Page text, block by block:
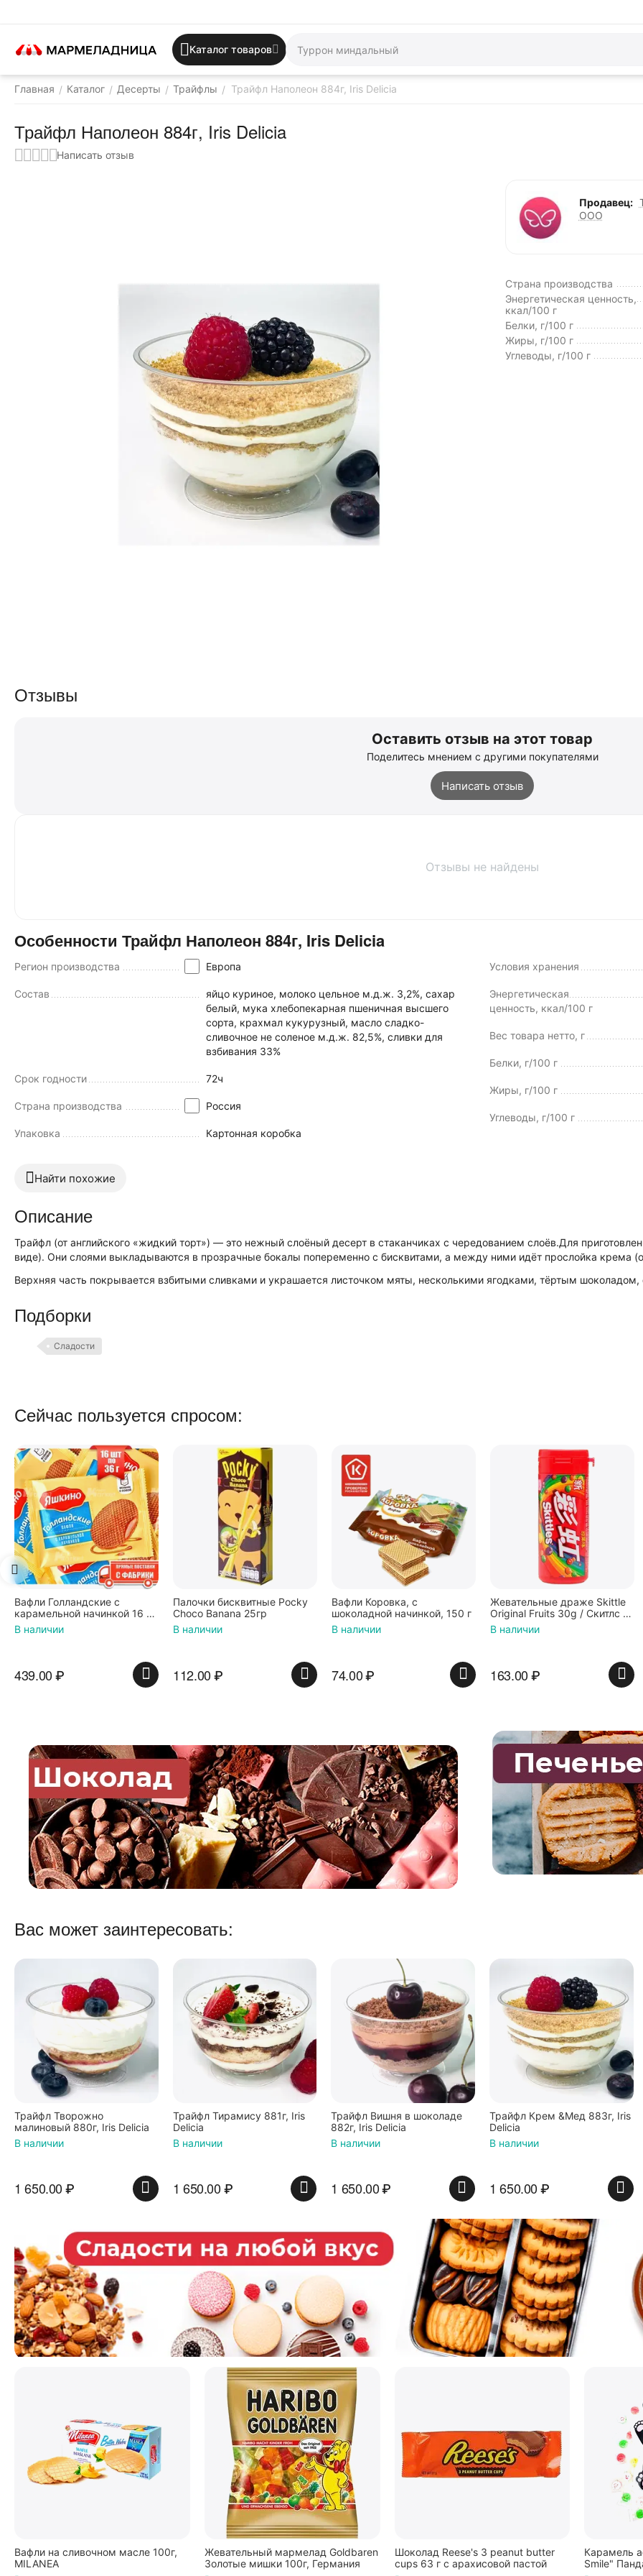
Каталог товаров
Главная / Каталог / Десерты / Трайфлы / Трайфл Наполеон 884г, Iris Delicia
Трайфл Наполеон 884г, Iris Delicia
Написать отзыв
Продавец:
ООО
Страна производства
Энергетическая ценность,
ккал/100 г
Белки, г/100 г
Жиры, г/100 г
Углеводы, г/100 г
Отзывы
Оставить отзыв на этот товар
Поделитесь мнением с другими покупателями
Написать отзыв
Отзывы не найдены
Особенности Трайфл Наполеон 884г, Iris Delicia
Регион производства Европа
Состав
яйцо куриное, молоко цельное м.д.ж. 3,2%, сахар
белый, мука хлебопекарная пшеничная высшего
сорта, крахмал кукурузный, масло сладко-
сливочное не соленое м.д.ж. 82,5%, сливки для
взбивания 33%
Срок годности 72ч
Страна производства Россия
Упаковка Картонная коробка
Условия хранения
Энергетическая
ценность, ккал/100 г
Вес товара нетто, г
Белки, г/100 г
Жиры, г/100 г
Углеводы, г/100 г
Найти похожие
Описание
Трайфл (от английского «жидкий торт») — это нежный слоёный десерт в стаканчиках с чередованием слоёв.Для
виде). Они слоями выкладываются в прозрачные бокалы попеременно с бисквитами, а между ними идёт прослойка крема
Верхняя часть покрывается взбитыми сливками и украшается листочком мяты, несколькими ягодками, тёртым шоколадом,
Подборки
Сладости
Сейчас пользуется спросом:
Палочки бисквитные Pocky
Choco Banana 25гр
В наличии
112.00₽
Вафли Коровка, c
шоколадной начинкой, 150 г
В наличии
74.00₽
Жевательные драже Skittle
Original Fruits 30g / Скитлс со
вкусом фруктов 30гр в
красной банке
В наличии
163.00₽
Конфеты Jelly Belly Ассорти
Кислые фрукты (28гр.)
В наличии
135.00₽
Вас может заинтересовать:
Трайфл Творожно
малиновый 880г, Iris Delicia
В наличии
1 650.00₽
Трайфл Тирамису 881г, Iris
Delicia
В наличии
1 650.00₽
Трайфл Вишня в шоколаде
882г, Iris Delicia
В наличии
1 650.00₽
Трайфл Крем &Мед 883г, Iris
Delicia
В наличии
1 650.00₽
Вафли на сливочном масле 100г,
MILANEA
Жевательный мармелад Goldbaren
Золотые мишки 100г, Германия
Шоколад Reese's 3 peanut butter
cups 63 г с арахисовой пастой
Карамель
Smile"